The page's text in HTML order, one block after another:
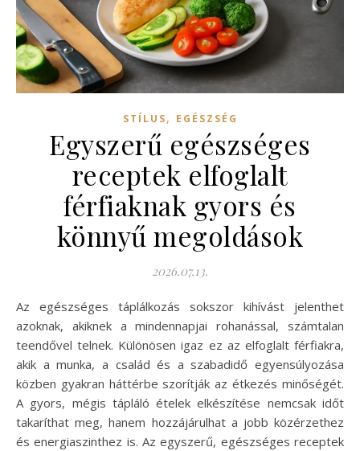
STÍLUS, EGÉSZSÉG
Egyszerű egészséges
receptek elfoglalt
férfiaknak gyors és
könnyű megoldások
2026.07.13.
Az egészséges táplálkozás sokszor kihívást jelenthet
azoknak, akiknek a mindennapjai rohanással, számtalan
teendővel telnek. Különösen igaz ez az elfoglalt férfiakra,
akik a munka, a család és a szabadidő egyensúlyozása
közben gyakran háttérbe szorítják az étkezés minőségét.
A gyors, mégis tápláló ételek elkészítése nemcsak időt
takaríthat meg, hanem hozzájárulhat a jobb közérzethez
és energiaszinthez is. Az egyszerű, egészséges receptek